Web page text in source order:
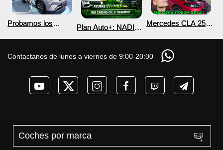
Probamos los
DM-i y EV con más
Plan Auto+: NADIE
coches eléctricos y
PHEV 2026
Mercedes CLA 250+
COCHE que NO lo
necesita? PRUEBA
de AUTONOMÍA
Contactanos de lunes a viernes de 9:00-20:00
Coches por marca